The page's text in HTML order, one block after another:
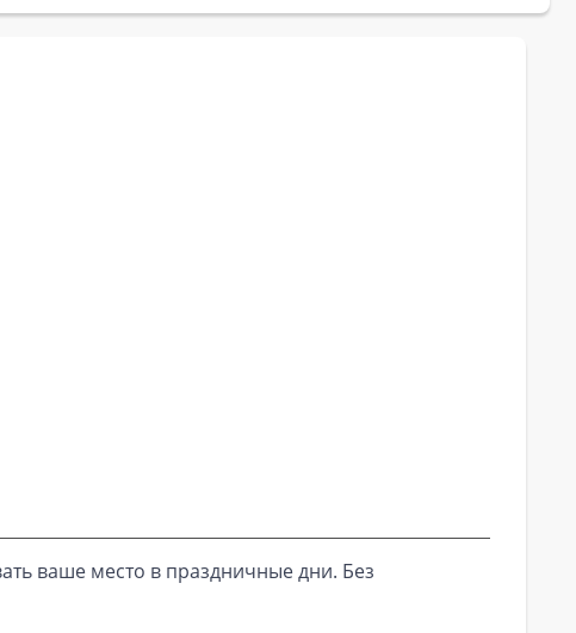
ваше место в праздничные дни. Без